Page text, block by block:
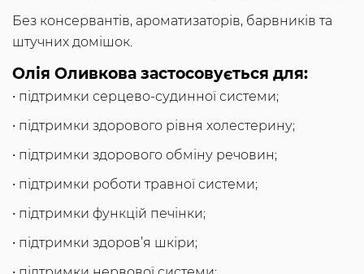
Без консервантів, ароматизаторів, барвників та
штучних домішок.
Олія Оливкова застосовується для:
• підтримки серцево-судинної системи;
• підтримки здорового рівня холестерину;
• підтримки здорового обміну речовин;
• підтримки роботи травної системи;
• підтримки функцій печінки;
• підтримки здоров’я шкіри;